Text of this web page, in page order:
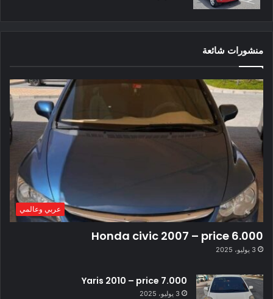
منشورات شائعة
عربي وعالمي
Honda civic 2007 – price 6.000
3 يوليو، 2025
Yaris 2010 – price 7.000
3 يوليو، 2025